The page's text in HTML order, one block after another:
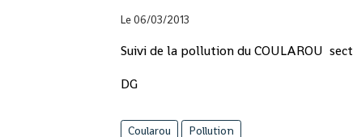
Le 06/03/2013
Suivi de la pollution du COULAROU
DG
Coularou Pollution